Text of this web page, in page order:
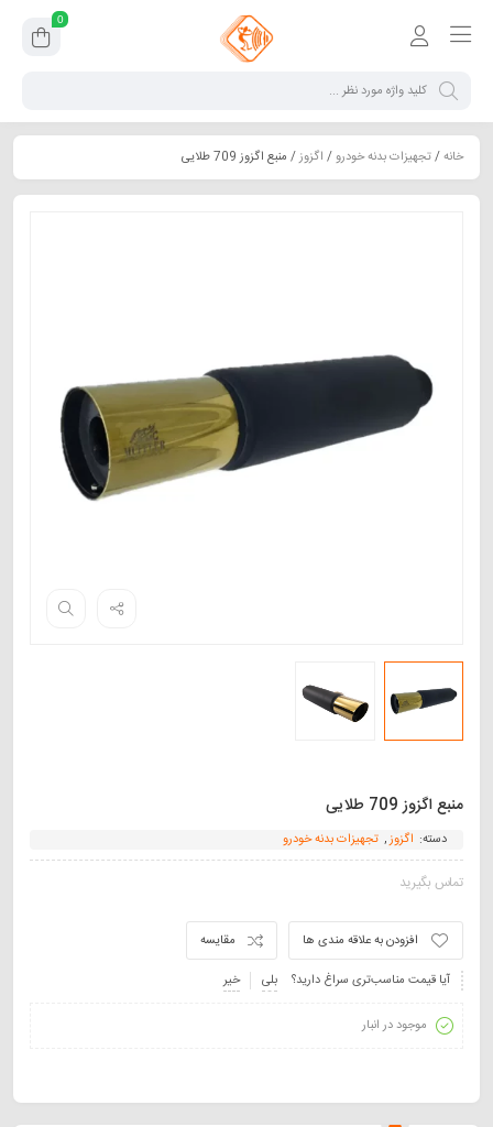
0
خانه/تجهیزات بدنه خودرو/ اگزوز/ منبع اگزوز 709 طلایی
منبع اگزوز 709 طلایی
دسته: اگزوز, تجهیزات بدنه خودرو
تماس بگیرید
مقایسه
افزودن به علاقه مندی ها
آیا قیمت مناسب‌تری سراغ دارید؟
بلی خیر
موجود در انبار